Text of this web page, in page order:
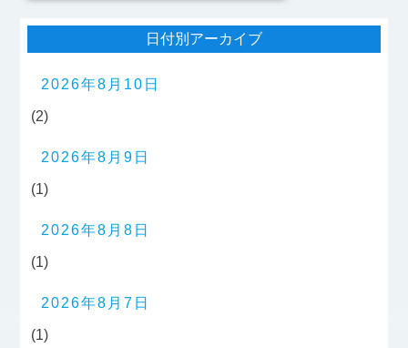
日付別アーカイブ
2026年8月10日
(2)
2026年8月9日
(1)
2026年8月8日
(1)
2026年8月7日
(1)